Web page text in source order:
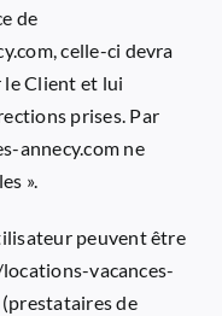
de
, celle-ci devra
le Client et lui
prises. Par
annecy.com ne
».
peuvent être
vacances-
de